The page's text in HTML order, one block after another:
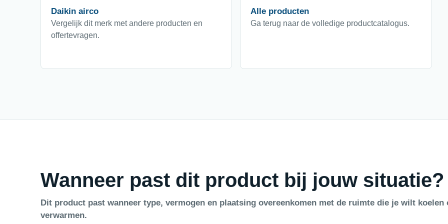
Daikin airco
Vergelijk dit merk met andere producten en
offertevragen.
Alle producten
Ga terug naar de volledige productcatalogus.
Wanneer past dit product bij jouw situatie?
Dit product past wanneer type, vermogen en plaatsing overeenkomen met de ruimte die je wilt koelen
verwarmen.